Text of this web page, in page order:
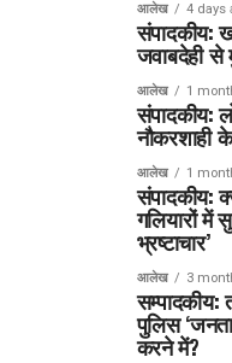
आलेख 4 days
संपादकीय:
जवाबदेही
आलेख 1
संपादकीय:
नौकरशाही
आलेख 1
संपादकीय:
गलियारों में
भ्रष्टाचार’
आलेख 3
सम्पादकीय:
पुलिस
करने में?